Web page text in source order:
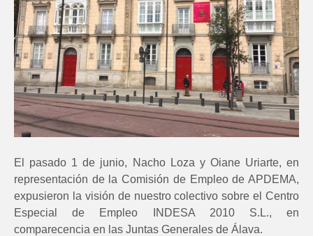
El pasado 1 de junio, Nacho Loza y Oiane Uriarte, en
representación de la Comisión de Empleo de APDEMA,
expusieron la visión de nuestro colectivo sobre el Centro
Especial de Empleo INDESA 2010 S.L., en
comparecencia en las Juntas Generales de Álava.